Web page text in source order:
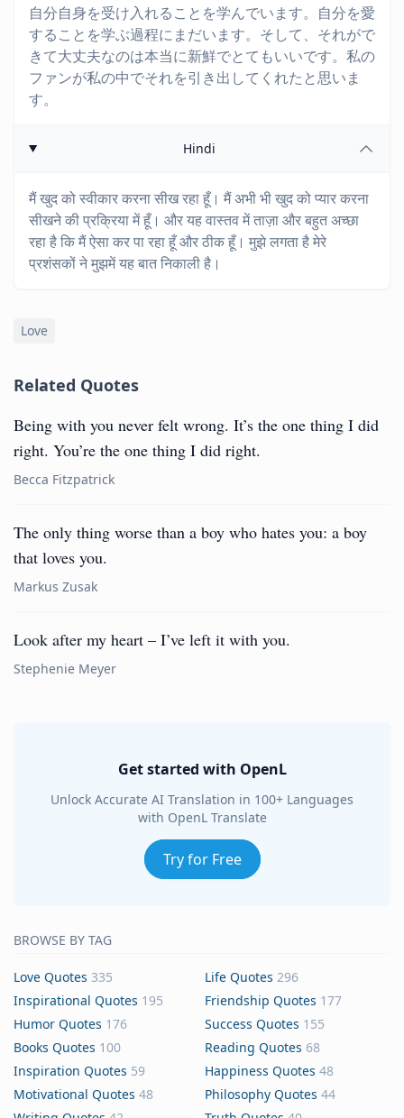
自分自身を受け入れることを学んでいます。自分を愛
することを学ぶ過程にまだいます。そして、それがで
きて大丈夫なのは本当に新鮮でとてもいいです。私の
ファンが私の中でそれを引き出してくれたと思いま
す。
Hindi
मैं खुद को स्वीकार करना सीख रहा हूँ। मैं अभी भी खुद को प्यार करना
सीखने की प्रक्रिया में हूँ। और यह वास्तव में ताज़ा और बहुत अच्छा
रहा है कि मैं ऐसा कर पा रहा हूँ और ठीक हूँ। मुझे लगता है मेरे
प्रशंसकों ने मुझमें यह बात निकाली है।
Love
Related Quotes
Being with you never felt wrong. It’s the one thing I did
right. You’re the one thing I did right.
Becca Fitzpatrick
The only thing worse than a boy who hates you: a boy
that loves you.
Markus Zusak
Look after my heart – I’ve left it with you.
Stephenie Meyer
Get started with OpenL
Unlock Accurate AI Translation in 100+ Languages
with OpenL Translate
Try for Free
BROWSE BY TAG
Love Quotes 335 Life Quotes 296
Inspirational Quotes 195 Friendship Quotes 177
Humor Quotes 176 Success Quotes 155
Books Quotes 100 Reading Quotes 68
Inspiration Quotes 59 Happiness Quotes 48
Motivational Quotes 48 Philosophy Quotes 44